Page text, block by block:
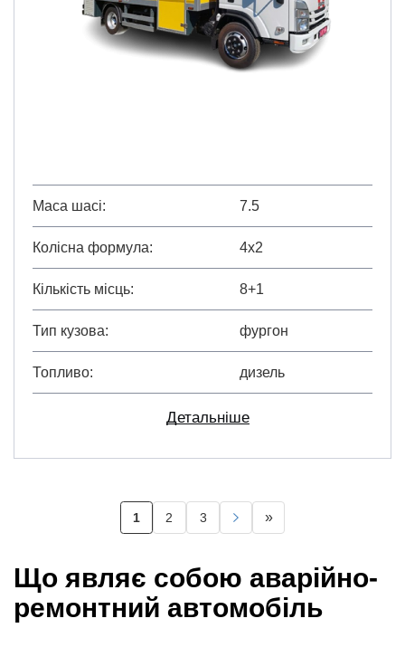
Маса шасі 7.5
Колісна формула 4х2
Кількість місць 8+1
Тип кузова фургон
Топливо дизель
Детальніше
Поточна
сторінка
1 Page
2 Page
3
Наступна
сторінка
Остання
сторінка
»
Що являє собою аварійно-
ремонтний автомобіль